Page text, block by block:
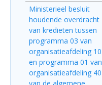
Ministerieel besluit
houdende overdracht
van kredieten tussen
programma 03 van
organisatieafdeling 10
en programma 01 van
organisatieafdeling 40